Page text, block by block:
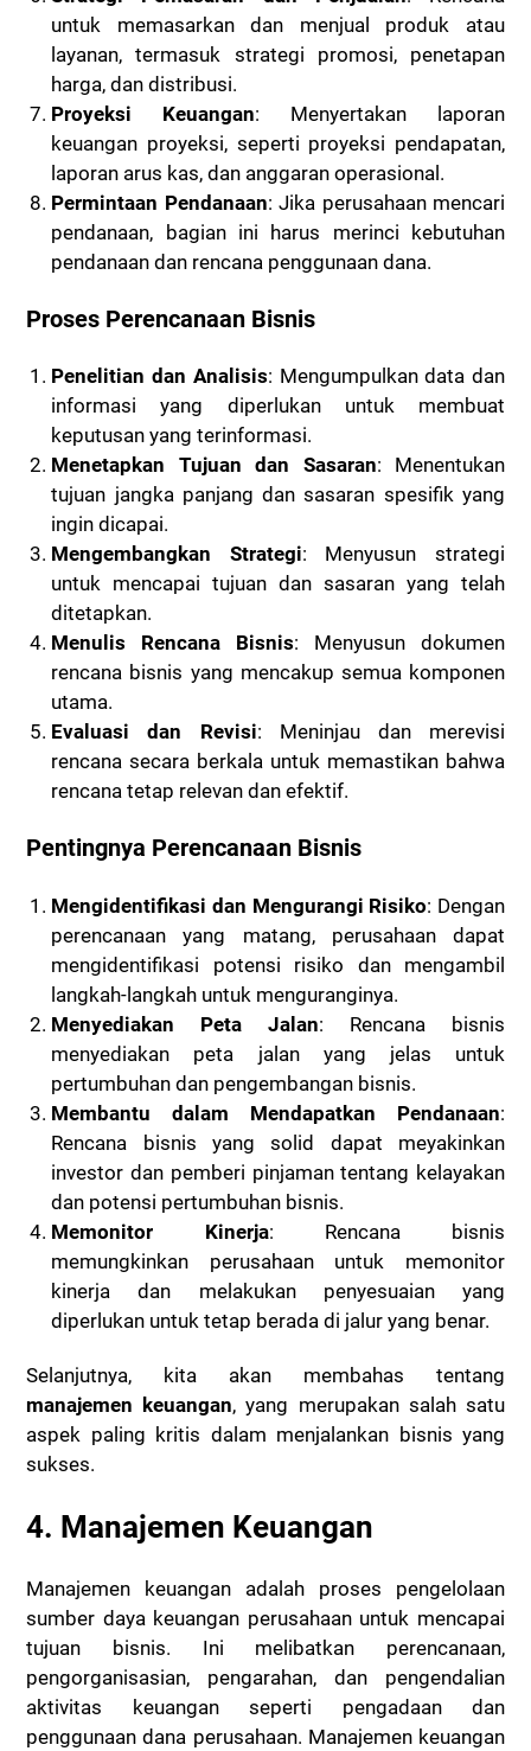
untuk memasarkan dan menjual produk atau
layanan, termasuk strategi promosi, penetapan
harga, dan distribusi.
Proyeksi Keuangan: Menyertakan laporan
keuangan proyeksi, seperti proyeksi pendapatan,
laporan arus kas, dan anggaran operasional.
Permintaan Pendanaan: Jika perusahaan mencari
pendanaan, bagian ini harus merinci kebutuhan
pendanaan dan rencana penggunaan dana.
Proses Perencanaan Bisnis
Penelitian dan Analisis: Mengumpulkan data dan
informasi yang diperlukan untuk membuat
keputusan yang terinformasi.
Menetapkan Tujuan dan Sasaran: Menentukan
tujuan jangka panjang dan sasaran spesifik yang
ingin dicapai.
Mengembangkan Strategi: Menyusun strategi
untuk mencapai tujuan dan sasaran yang telah
ditetapkan.
Menulis Rencana Bisnis: Menyusun dokumen
rencana bisnis yang mencakup semua komponen
utama.
Evaluasi dan Revisi: Meninjau dan merevisi
rencana secara berkala untuk memastikan bahwa
rencana tetap relevan dan efektif.
Pentingnya Perencanaan Bisnis
Mengidentifikasi dan Mengurangi Risiko: Dengan
perencanaan yang matang, perusahaan dapat
mengidentifikasi potensi risiko dan mengambil
langkah-langkah untuk menguranginya.
Menyediakan Peta Jalan: Rencana bisnis
menyediakan peta jalan yang jelas untuk
pertumbuhan dan pengembangan bisnis.
Membantu dalam Mendapatkan Pendanaan:
Rencana bisnis yang solid dapat meyakinkan
investor dan pemberi pinjaman tentang kelayakan
dan potensi pertumbuhan bisnis.
Memonitor Kinerja: Rencana bisnis
memungkinkan perusahaan untuk memonitor
kinerja dan melakukan penyesuaian yang
diperlukan untuk tetap berada di jalur yang benar.
Selanjutnya, kita akan membahas tentang
manajemen keuangan, yang merupakan salah satu
aspek paling kritis dalam menjalankan bisnis yang
sukses.
4. Manajemen Keuangan
Manajemen keuangan adalah proses pengelolaan
sumber daya keuangan perusahaan untuk mencapai
tujuan bisnis. Ini melibatkan perencanaan,
pengorganisasian, pengarahan, dan pengendalian
aktivitas keuangan seperti pengadaan dan
penggunaan dana perusahaan. Manajemen keuangan